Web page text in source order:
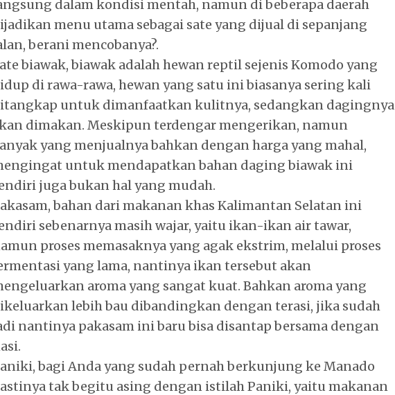
dalam kondisi mentah, namun di beberapa daerah
menu utama sebagai sate yang dijual di sepanjang
berani mencobanya?.
biawak, biawak adalah hewan reptil sejenis Komodo yang
di rawa-rawa, hewan yang satu ini biasanya sering kali
untuk dimanfaatkan kulitnya, sedangkan dagingnya
dimakan. Meskipun terdengar mengerikan, namun
yang menjualnya bahkan dengan harga yang mahal,
untuk mendapatkan bahan daging biawak ini
juga bukan hal yang mudah.
bahan dari makanan khas Kalimantan Selatan ini
sebenarnya masih wajar, yaitu ikan-ikan air tawar,
proses memasaknya yang agak ekstrim, melalui proses
yang lama, nantinya ikan tersebut akan
aroma yang sangat kuat. Bahkan aroma yang
lebih bau dibandingkan dengan terasi, jika sudah
nantinya pakasam ini baru bisa disantap bersama dengan
bagi Anda yang sudah pernah berkunjung ke Manado
tak begitu asing dengan istilah Paniki, yaitu makanan